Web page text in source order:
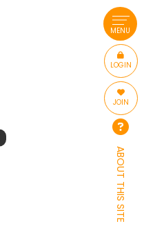
MENU
LOGIN
JOIN
ABOUT THIS SITE